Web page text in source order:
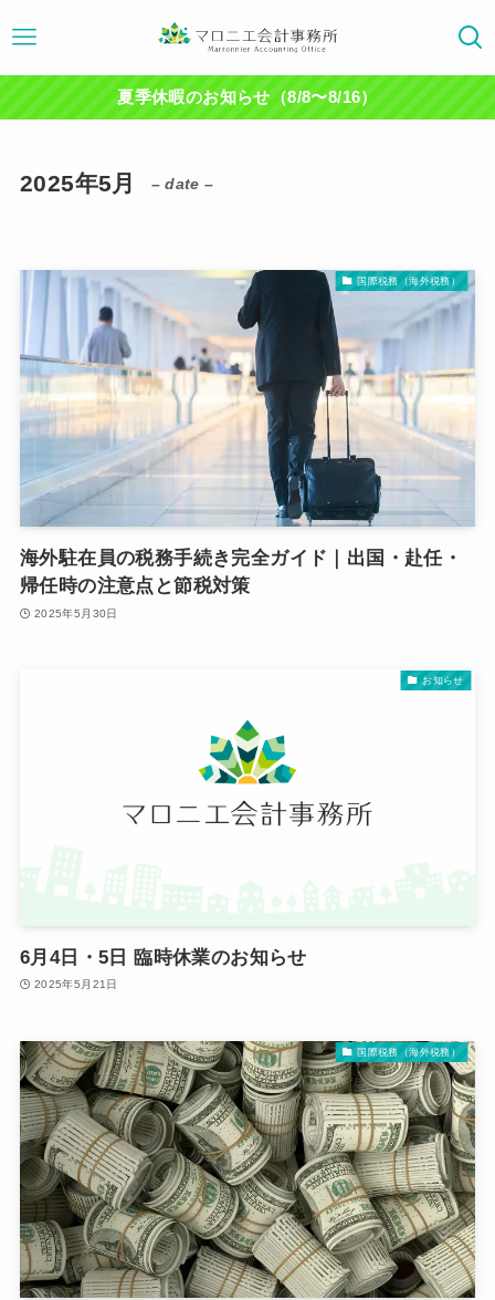
夏季休暇のお知らせ（8/8〜8/16）
2025年5月 – date –
国際税務（海外税務）
海外駐在員の税務手続き完全ガイド｜出国・赴任・
帰任時の注意点と節税対策
2025年5月30日
お知らせ
6月4日・5日 臨時休業のお知らせ
2025年5月21日
国際税務（海外税務）